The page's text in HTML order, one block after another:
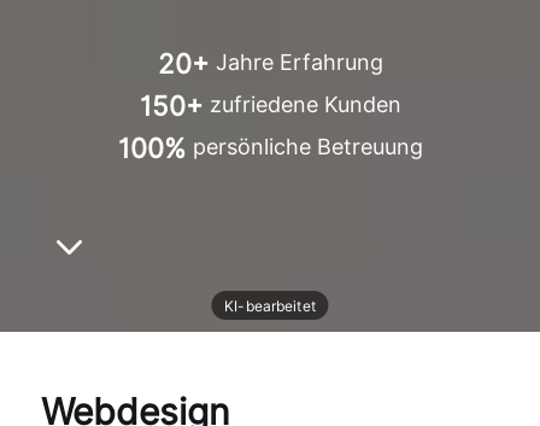
20+ Jahre Erfahrung
150+ zufriedene Kunden
100% persönliche Betreuung
3
Webdesign